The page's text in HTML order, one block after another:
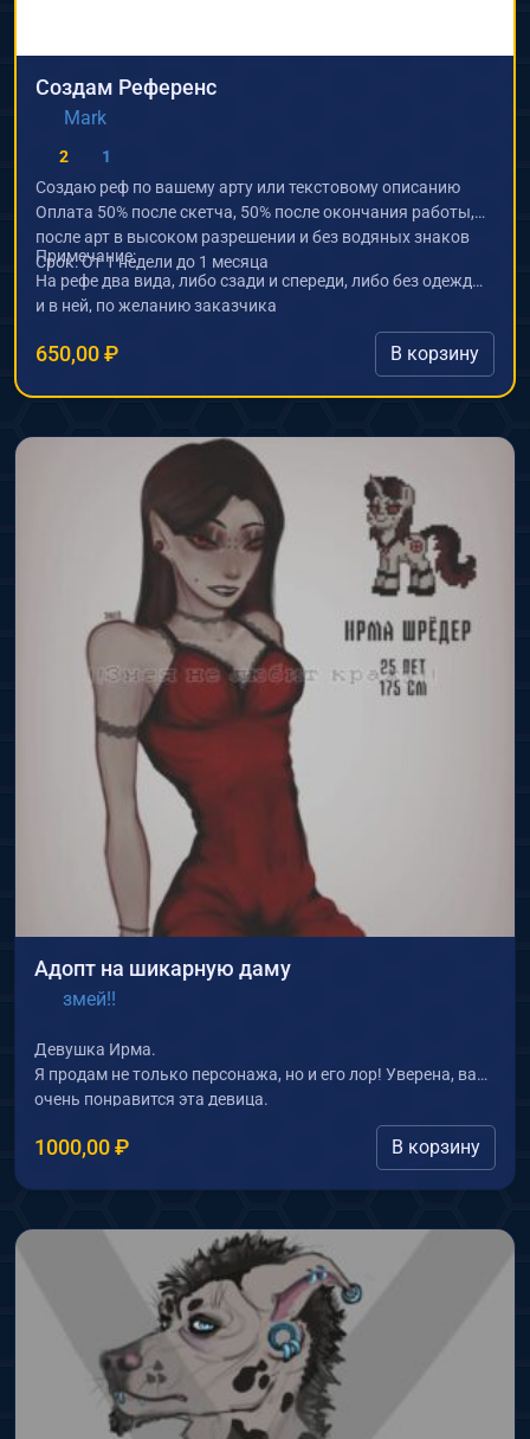
Создам Референс
Mark
2
1
Создаю реф по вашему арту или текстовому описанию
Оплата 50% после скетча, 50% после окончания работы,
после арт в высоком разрешении и без водяных знаков
Срок: От 1 недели до 1 месяца
Примечание:
На рефе два вида, либо сзади и спереди, либо без одежды
и в ней, по желанию заказчика
650,00₽ В корзину
Адопт на шикарную даму
змей!!
Девушка Ирма.
Я продам не только персонажа, но и его лор! Уверена, вам
очень понравится эта девица.
1000,00₽ В корзину